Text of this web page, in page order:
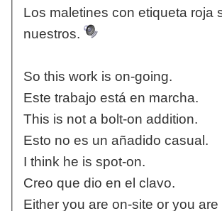
Los maletines con etiqueta roja
nuestros.
So this work is on-going.
Este trabajo está en marcha.
This is not a bolt-on addition.
Esto no es un añadido casual.
I think he is spot-on.
Creo que dio en el clavo.
Either you are on-site or you are